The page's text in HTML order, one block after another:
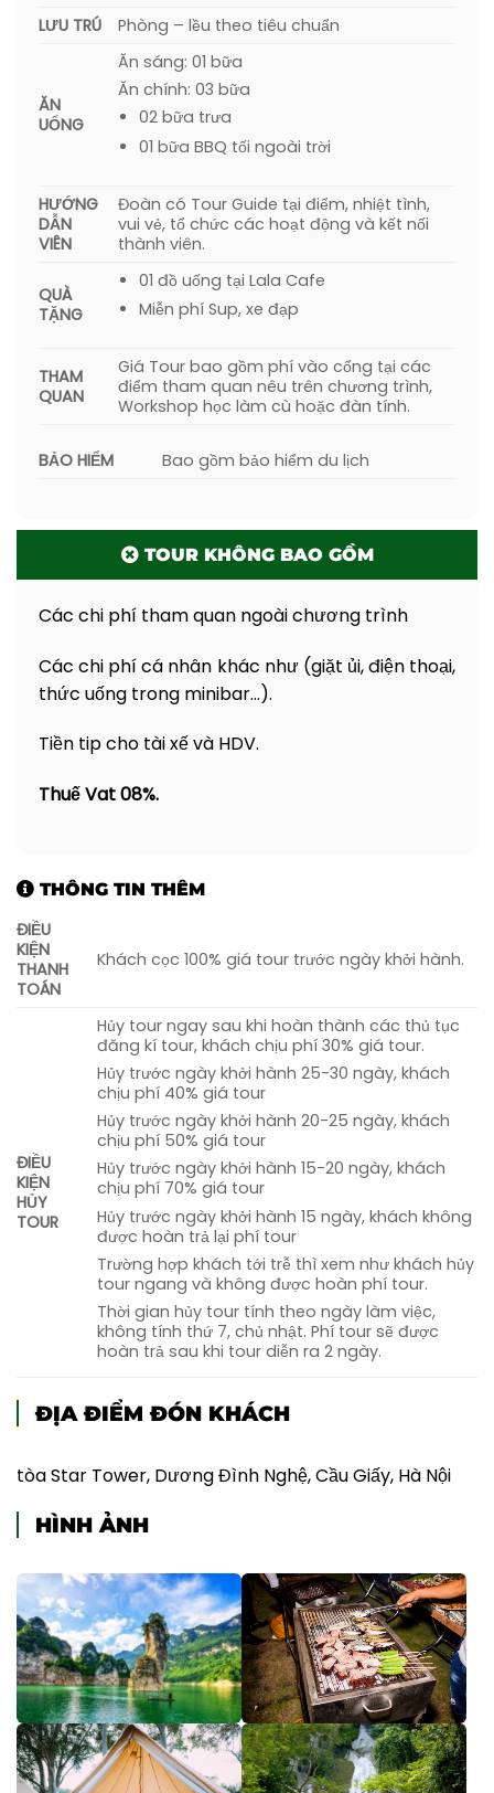
LƯU TRÚ Phòng – lều theo tiêu chuẩn
ĂN
UỐNG
Ăn sáng: 01 bữa
Ăn chính: 03 bữa
02 bữa trưa
01 bữa BBQ tối ngoài trời
HƯỚNG
DẪN
VIÊN
Đoàn có Tour Guide tại điểm, nhiệt tình,
vui vẻ, tổ chức các hoạt động và kết nối
thành viên.
QUÀ
TẶNG
01 đồ uống tại Lala Cafe
Miễn phí Sup, xe đạp
THAM
QUAN
Giá Tour bao gồm phí vào cổng tại các
điểm tham quan nêu trên chương trình,
Workshop học làm cù hoặc đàn tính.
BẢO HIỂM Bao gồm bảo hiểm du lịch
TOUR KHÔNG BAO GỒM
Các chi phí tham quan ngoài chương trình
Các chi phí cá nhân khác như (giặt ủi, điện thoại,
thức uống trong minibar…).
Tiền tip cho tài xế và HDV.
Thuế Vat 08%.
THÔNG TIN THÊM
ĐIỀU
KIỆN
THANH
TOÁN
Khách cọc 100% giá tour trước ngày khởi hành.
ĐIỀU
KIỆN
HỦY
TOUR
Hủy tour ngay sau khi hoàn thành các thủ tục
đăng kí tour, khách chịu phí 30% giá tour.
Hủy trước ngày khởi hành 25-30 ngày, khách
chịu phí 40% giá tour
Hủy trước ngày khởi hành 20-25 ngày, khách
chịu phí 50% giá tour
Hủy trước ngày khởi hành 15-20 ngày, khách
chịu phí 70% giá tour
Hủy trước ngày khởi hành 15 ngày, khách không
được hoàn trả lại phí tour
Trường hợp khách tới trễ thì xem như khách hủy
tour ngang và không được hoàn phí tour.
Thời gian hủy tour tính theo ngày làm việc,
không tính thứ 7, chủ nhật. Phí tour sẽ được
hoàn trả sau khi tour diễn ra 2 ngày.
ĐỊA ĐIỂM ĐÓN KHÁCH
tòa Star Tower, Dương Đình Nghệ, Cầu Giấy, Hà Nội
HÌNH ẢNH